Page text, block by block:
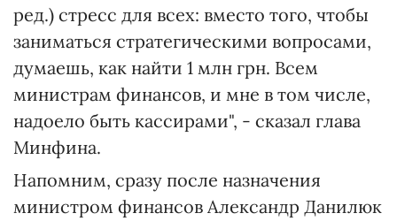
ред.) стресс для всех: вместо того, чтобы
заниматься стратегическими вопросами,
думаешь, как найти 1 млн грн. Всем
министрам финансов, и мне в том числе,
надоело быть кассирами", - сказал глава
Минфина.
Напомним, сразу после назначения
министром финансов Александр Данилюк